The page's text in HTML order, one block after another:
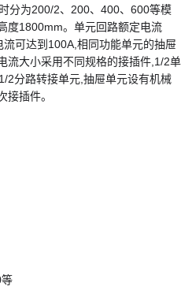
分为200/2、200、400、600等模
度1800mm。单元回路额定电流
可达到100A,相同功能单元的抽屉
流大小采用不同规格的接插件,1/2单
2分路转接单元,抽屉单元设有机械
插件。